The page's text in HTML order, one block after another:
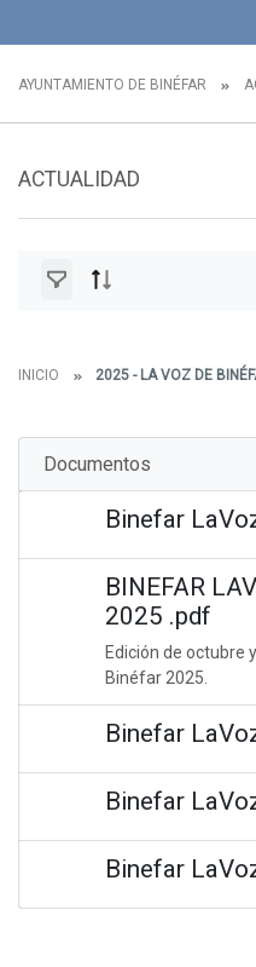
AYUNTAMIENTO DE BINÉFAR
ACTUALIDAD
INICIO 2025 - LA VOZ DE
Documentos
Binefar
BINEFAR
2025 .pdf
Edición de octubre
Binéfar 2025.
Binefar
Binefar
Binefar